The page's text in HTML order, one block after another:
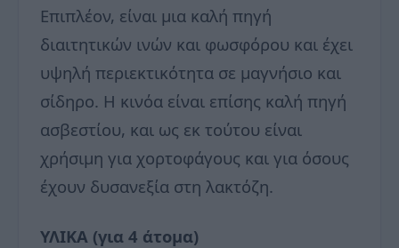
Επιπλέον, είναι μια καλή πηγή
διαιτητικών ινών και φωσφόρου και έχει
υψηλή περιεκτικότητα σε μαγνήσιο και
σίδηρο. Η κινόα είναι επίσης καλή πηγή
ασβεστίου, και ως εκ τούτου είναι
χρήσιμη για χορτοφάγους και για όσους
έχουν δυσανεξία στη λακτόζη.
ΥΛΙΚΑ (για 4 άτομα)